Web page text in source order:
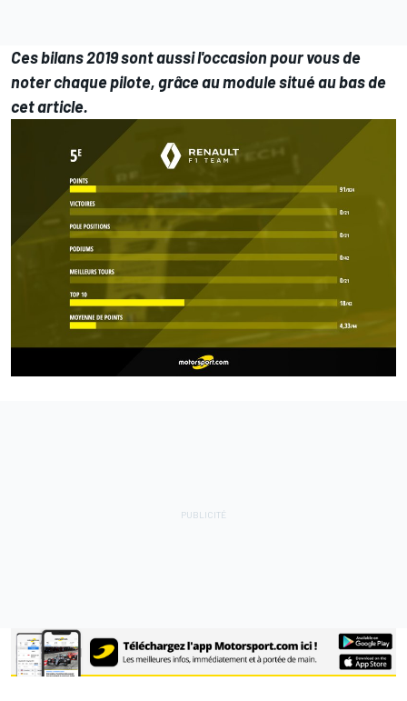
Ces bilans 2019 sont aussi l'occasion pour vous de
noter chaque pilote, grâce au module situé au bas de
cet article.